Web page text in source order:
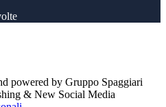
powered by Gruppo Spaggiari
& New Social Media